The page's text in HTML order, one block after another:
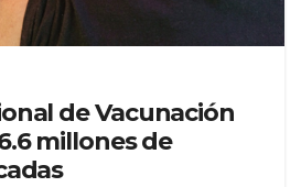
de Vacunación
millones de